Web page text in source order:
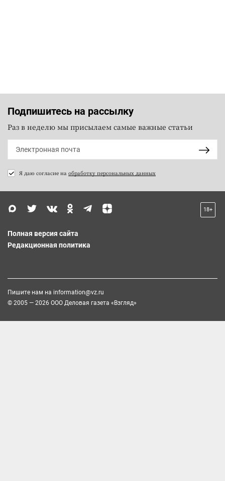
Подпишитесь на рассылку
Раз в неделю мы присылаем самые важные статьи
Я даю согласие на обработку персональных данных
18+
Полная версия сайта
Редакционная политика
Пишите нам на information@vz.ru
© 2005 — 2026 ООО Деловая газета «Взгляд»